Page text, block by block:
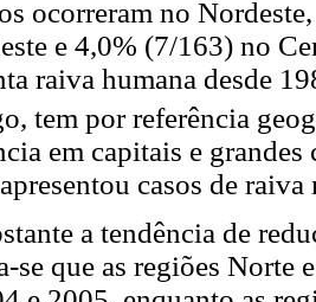
ocorreram no
e 4,0% (7/163) no
raiva humana desde
tem por referência
em capitais e
casos de raiva
a tendência de
se que as regiões Norte